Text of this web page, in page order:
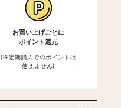
お買い上げごとに
ポイント還元
(※定期購入でのポイントは
使えません)